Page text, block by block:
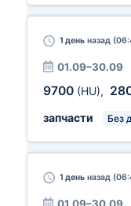
1 день назад
01.09–30.09
9700 (HU),
запчасти Без
1 день назад